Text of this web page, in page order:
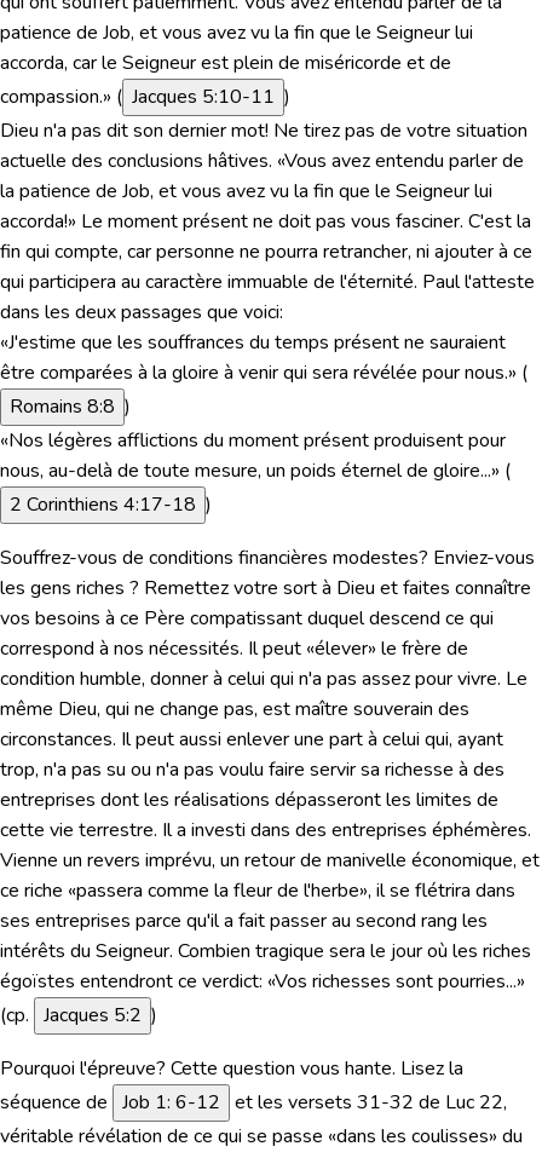
patience de Job, et vous avez vu la fin que le Seigneur lui
accorda, car le Seigneur est plein de miséricorde et de
compassion.» ( Jacques 5:10-11 )
Dieu n'a pas dit son dernier mot! Ne tirez pas de votre situation
actuelle des conclusions hâtives. «Vous avez entendu parler de
la patience de Job, et vous avez vu la fin que le Seigneur lui
accorda!» Le moment présent ne doit pas vous fasciner. C'est la
fin qui compte, car personne ne pourra retrancher, ni ajouter à ce
qui participera au caractère immuable de l'éternité. Paul l'atteste
dans les deux passages que voici:
«J'estime que les souffrances du temps présent ne sauraient
être comparées à la gloire à venir qui sera révélée pour nous.» (
Romains 8:8 )
«Nos légères afflictions du moment présent produisent pour
nous, au-delà de toute mesure, un poids éternel de gloire...» (
2 Corinthiens 4:17-18 )
Souffrez-vous de conditions financières modestes? Enviez-vous
les gens riches ? Remettez votre sort à Dieu et faites connaître
vos besoins à ce Père compatissant duquel descend ce qui
correspond à nos nécessités. Il peut «élever» le frère de
condition humble, donner à celui qui n'a pas assez pour vivre. Le
même Dieu, qui ne change pas, est maître souverain des
circonstances. Il peut aussi enlever une part à celui qui, ayant
trop, n'a pas su ou n'a pas voulu faire servir sa richesse à des
entreprises dont les réalisations dépasseront les limites de
cette vie terrestre. Il a investi dans des entreprises éphémères.
Vienne un revers imprévu, un retour de manivelle économique, et
ce riche «passera comme la fleur de l'herbe», il se flétrira dans
ses entreprises parce qu'il a fait passer au second rang les
intérêts du Seigneur. Combien tragique sera le jour où les riches
égoïstes entendront ce verdict: «Vos richesses sont pourries...»
(cp. Jacques 5:2 )
Pourquoi l'épreuve? Cette question vous hante. Lisez la
séquence de Job 1: 6-12 et les versets 31-32 de Luc 22,
véritable révélation de ce qui se passe «dans les coulisses» du